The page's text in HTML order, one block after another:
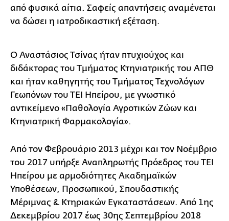
από φυσικά αίτια. Σαφείς απαντήσεις αναμένεται
να δώσει η ιατροδικαστική εξέταση.
Ο Αναστάσιος Τσίνας ήταν πτυχιούχος και
διδάκτορας του Τμήματος Κτηνιατρικής του ΑΠΘ
και ήταν καθηγητής του Τμήματος Τεχνολόγων
Γεωπόνων του ΤΕΙ Ηπείρου, με γνωστικό
αντικείμενο «Παθολογία Αγροτικών Ζώων και
Κτηνιατρική Φαρμακολογία».
Από τον Φεβρουάριο 2013 μέχρι και τον Νοέμβριο
του 2017 υπήρξε Αναπληρωτής Πρόεδρος του ΤΕΙ
Ηπείρου με αρμοδιότητες Ακαδημαϊκών
Υποθέσεων, Προσωπικού, Σπουδαστικής
Μέριμνας & Κτηριακών Εγκαταστάσεων. Από 1ης
Δεκεμβρίου 2017 έως 30ης Σεπτεμβρίου 2018